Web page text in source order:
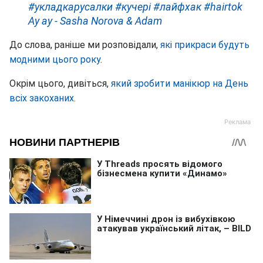
#укладкарусалки#кучері#лайфхак#hairtok
Ау ау - Sasha Norova & Adam
До слова, раніше ми розповідали, які прикраси будуть
модними цього року.
Окрім цього, дивіться, який зробити манікюр на День
всіх закоханих.